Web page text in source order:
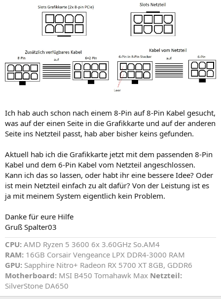
Ich hab auch schon nach einem 8-Pin auf 8-Pin Kabel gesucht,
was auf der einen Seite in die Grafikkarte und auf der anderen
Seite ins Netzteil passt, hab aber bisher keins gefunden.
Aktuell hab ich die Grafikkarte jetzt mit dem passenden 8-Pin
Kabel und dem 6-Pin Kabel vom Netzteil angeschlossen.
Kann ich das so lassen, oder habt ihr eine bessere Idee? Oder
ist mein Netzteil einfach zu alt dafür? Von der Leistung ist es
ja mit meinem System eigentlich kein Problem.
Danke für eure Hilfe
Gruß Spalter03
CPU: AMD Ryzen 5 3600 6x 3.60GHz So.AM4
RAM: 16GB Corsair Vengeance LPX DDR4-3000 RAM
GPU: Sapphire Nitro+ Radeon RX 5700 XT 8GB, GDDR6
Motherboard: MSI B450 Tomahawk Max Netzteil:
SilverStone DA650